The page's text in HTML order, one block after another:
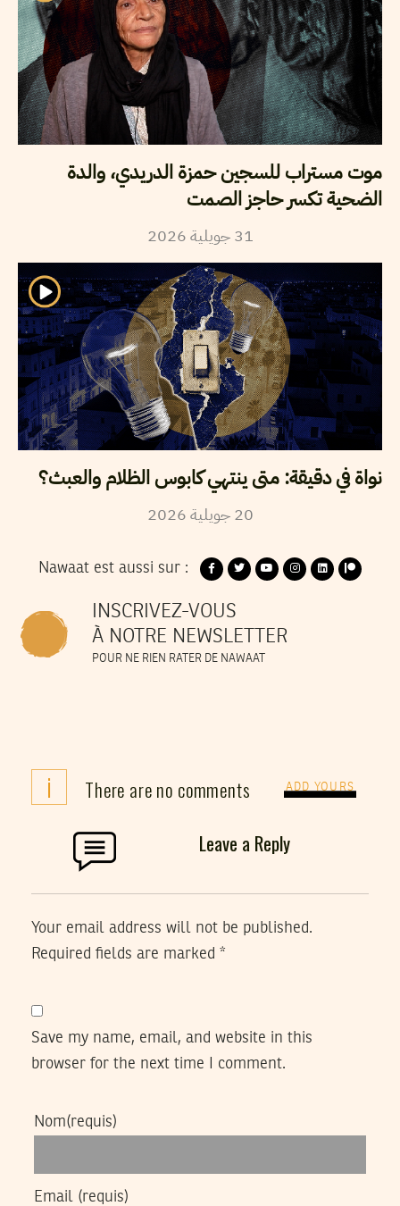
موت مستراب للسجين حمزة الدريدي، والدة
الضحية تكسر حاجز الصمت
31 جويلية2026
نواة في دقيقة: متى ينتهي كابوس الظلام والعبث؟
20 جويلية2026
Nawaat est aussi sur :
INSCRIVEZ-VOUS
À NOTRE NEWSLETTER
POUR NE RIEN RATER DE NAWAAT
i There are no comments ADD YOURS
Leave a Reply
Your email address will not be published.
Required fields are marked *
Save my name, email, and website in this
browser for the next time I comment.
Nom(requis)
Email (requis)